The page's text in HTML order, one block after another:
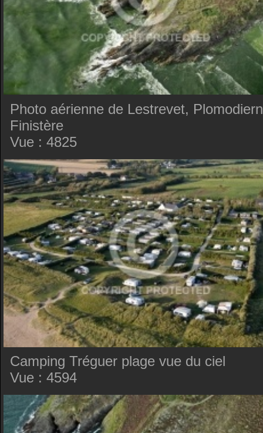
Photo aérienne de Lestrevet,
Finistère
Vue : 4825
Camping Tréguer plage vue du ciel
Vue : 4594